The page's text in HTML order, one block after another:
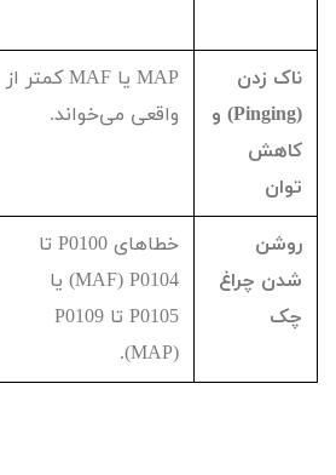
ناک زدن
(
Pinging) و
کاهش
توان
MAP یا MAFکمتر از
واقعی می‌خواند.
روشن
شدن چراغ
چک
خطاهای P0100 تا
P0104
(
MAF) یا
P0105 تا P0109
(
MAP
).